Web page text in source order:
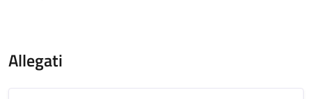
Allegati